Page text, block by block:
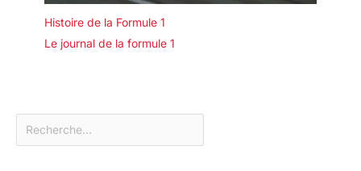
Histoire de la Formule 1
Le journal de la formule 1